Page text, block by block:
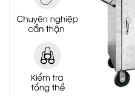
MÁY ĐÓNG GÓI THỰC PHẨM
THIẾT BỊ LẠNH